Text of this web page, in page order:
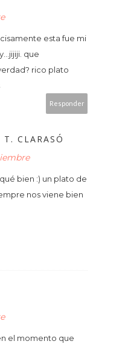
esta fue mi
que
rico plato
Responder
T. CLARASÓ
bien :) un plato de
nos viene bien
el momento que